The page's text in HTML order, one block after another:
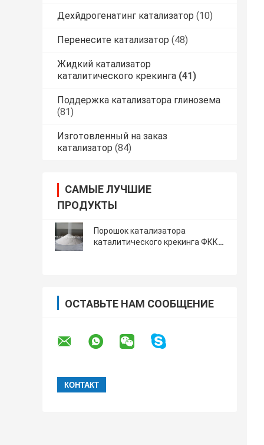
Дехйдрогенатинг катализатор (10)
Перенесите катализатор (48)
Жидкий катализатор
каталитического крекинга (41)
Поддержка катализатора глинозема
(81)
Изготовленный на заказ
катализатор (84)
САМЫЕ ЛУЧШИЕ
ПРОДУКТЫ
Порошок катализатора
каталитического крекинга ФКК
ОСТАВЬТЕ НАМ СООБЩЕНИЕ